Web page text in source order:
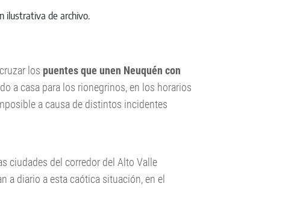
los puentes que unen Neuquén con
a casa para los rionegrinos, en los horarios
a causa de distintos incidentes
ciudades del corredor del Alto Valle
a diario a esta caótica situación, en el